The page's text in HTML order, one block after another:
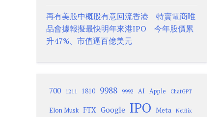
再有美股中概股有意回流香港 特賣電商唯
品會據報擬最快明年來港IPO 今年股價累
升47%、市值逼百億美元
700 1211 1810 9988 9992 AI Apple ChatGPT
Elon Musk FTX Google IPO Meta Netflix